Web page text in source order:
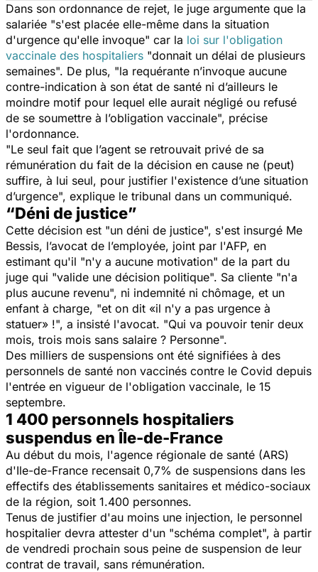
Dans son ordonnance de rejet, le juge argumente que la
salariée "s'est placée elle-même dans la situation
d'urgence qu'elle invoque" car la loi sur l'obligation
vaccinale des hospitaliers "donnait un délai de plusieurs
semaines". De plus, "la requérante n’invoque aucune
contre-indication à son état de santé ni d’ailleurs le
moindre motif pour lequel elle aurait négligé ou refusé
de se soumettre à l’obligation vaccinale", précise
l'ordonnance.
"Le seul fait que l’agent se retrouvait privé de sa
rémunération du fait de la décision en cause ne (peut)
suffire, à lui seul, pour justifier l'existence d’une situation
d’urgence", explique le tribunal dans un communiqué.
“Déni de justice”
Cette décision est "un déni de justice", s'est insurgé Me
Bessis, l’avocat de l’employée, joint par l'AFP, en
estimant qu'il "n'y a aucune motivation" de la part du
juge qui "valide une décision politique". Sa cliente "n'a
plus aucune revenu", ni indemnité ni chômage, et un
enfant à charge, "et on dit «il n'y a pas urgence à
statuer» !", a insisté l'avocat. "Qui va pouvoir tenir deux
mois, trois mois sans salaire ? Personne".
Des milliers de suspensions ont été signifiées à des
personnels de santé non vaccinés contre le Covid depuis
l'entrée en vigueur de l'obligation vaccinale, le 15
septembre.
1 400 personnels hospitaliers
suspendus en Île-de-France
Au début du mois, l'agence régionale de santé (ARS)
d'Ile-de-France recensait 0,7% de suspensions dans les
effectifs des établissements sanitaires et médico-sociaux
de la région, soit 1.400 personnes.
Tenus de justifier d'au moins une injection, le personnel
hospitalier devra attester d'un "schéma complet", à partir
de vendredi prochain sous peine de suspension de leur
contrat de travail, sans rémunération.